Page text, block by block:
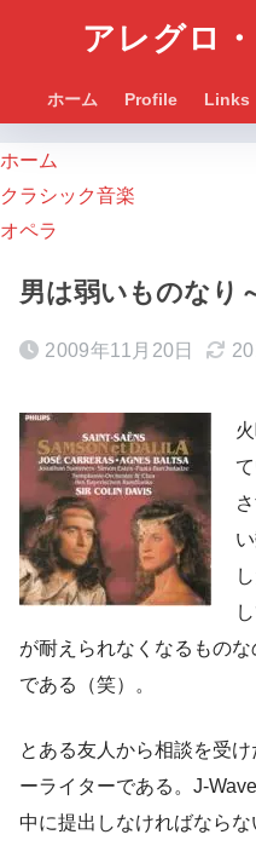
アレグロ
ホーム Profile Links
ホーム
クラシック音楽
オペラ
男は弱いものなり
2009年11月20日
が耐えられなくなるものな
である（笑）。
とある友人から相談を受
ーライターである。J-
中に提出しなければなら